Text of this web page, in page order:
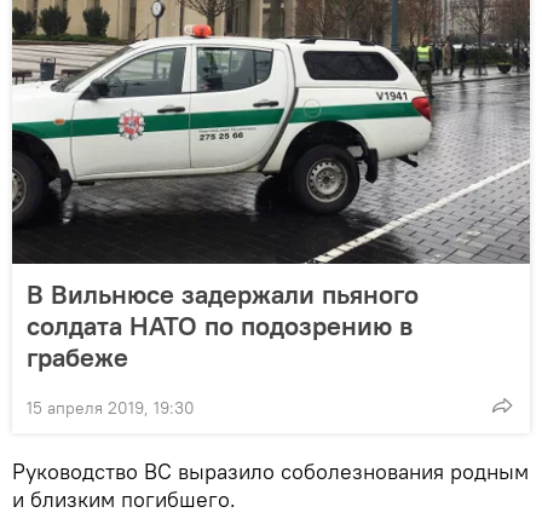
В Вильнюсе задержали пьяного
солдата НАТО по подозрению в
грабеже
15 апреля 2019, 19:30
Руководство ВС выразило соболезнования родным
и близким погибшего.